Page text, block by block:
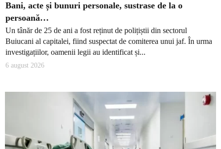
Bani, acte și bunuri personale, sustrase de la o
persoană…
Un tânăr de 25 de ani a fost reținut de polițiștii din sectorul
Buiucani al capitalei, fiind suspectat de comiterea unui jaf. În urma
investigațiilor, oamenii legii au identificat și...
6 august 2026